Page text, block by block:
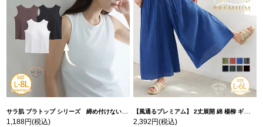
サラ肌 ブラトップ シリーズ 締め付けない リブ タンクトップ | 大きいサイズの通販ならハッピーマリリン
1,188円(税込)
【風通るプレミアム】 2丈展開 綿 楊柳 ギャザー フレア スカンツ 【ウェストゴム】 | 大きいサイズの通販ならハッピーマリリン
2,392円(税込)